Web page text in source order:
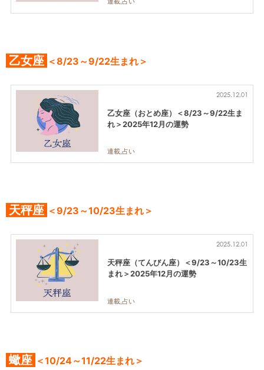
乙女座 ＜8/23～9/22生まれ＞
2025.12.01
乙女座（おとめ座）＜8/23～9/22生ま
れ＞2025年12月の運勢
連載,占い
天秤座 ＜9/23～10/23生まれ＞
2025.12.01
天秤座（てんびん座）＜9/23～10/23生
まれ＞2025年12月の運勢
連載,占い
蠍座 ＜10/24～11/22生まれ＞